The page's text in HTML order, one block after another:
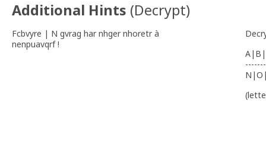
Additional Hints (Decrypt)
Fcbvyre | N gvrag har nhger nhoretr à
nenpuavqrf !